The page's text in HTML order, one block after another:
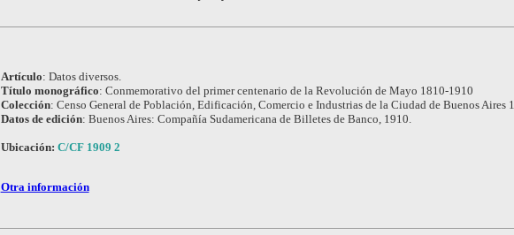
Artículo: Datos diversos.
Título monográfico: Conmemorativo del primer centenario de la Revolución de Mayo 1810-1910
Colección: Censo General de Población, Edificación, Comercio e Industrias de la Ciudad de Buenos Aires
Datos de edición: Buenos Aires: Compañía Sudamericana de Billetes de Banco, 1910.
Ubicación: C/CF 1909 2
Otra información